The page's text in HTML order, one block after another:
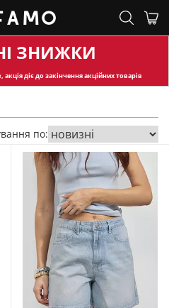
ЗНИЖКИ
діє до закінчення акційних товарів
по: